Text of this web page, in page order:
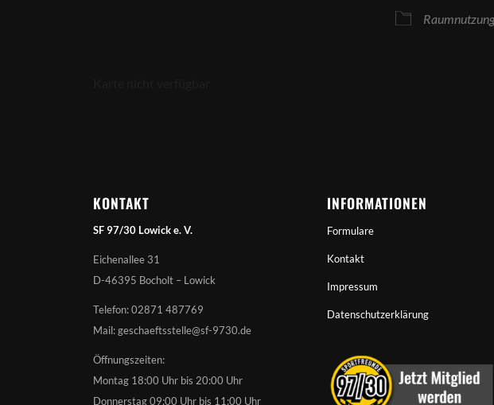
Google Kalender
KONTAKT
SF 97/30 Lowick e. V.
Eichenallee 31
D-46395 Bocholt – Lowick
Telefon: 02871 487769
Mail: geschaeftsstelle@sf-9730.de
Öffnungszeiten:
Montag 18:00 Uhr bis 20:00 Uhr
Donnerstag 09:00 Uhr bis 11:00 Uhr
INFORMATIONEN
Formulare
Kontakt
Impressum
Datenschutzerklärung